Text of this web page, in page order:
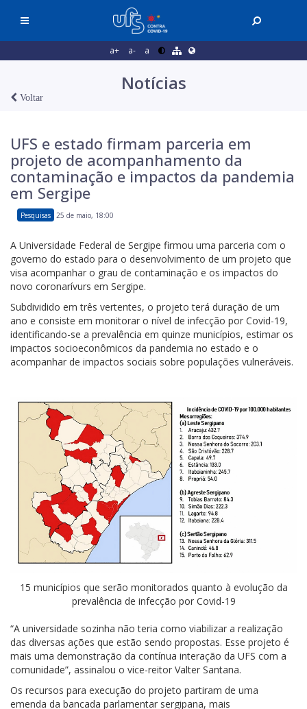
a+ a- a
Notícias
Voltar
UFS e estado firmam parceria em
projeto de acompanhamento da
contaminação e impactos da pandemia
em Sergipe
Pesquisas 25 de maio, 18:00
A Universidade Federal de Sergipe firmou uma parceria com o
governo do estado para o desenvolvimento de um projeto que
visa acompanhar o grau de contaminação e os impactos do
novo coronarívurs em Sergipe.
Subdividido em três vertentes, o projeto terá duração de um
ano e consiste em monitorar o nível de infecção por Covid-19,
identificando-se a prevalência em quinze municípios, estimar os
impactos socioeconômicos da pandemia no estado e o
acompanhar de impactos sociais sobre populações vulneráveis.
15 municípios que serão monitorados quanto à evolução da
prevalência de infecção por Covid-19
“A universidade sozinha não teria como viabilizar a realização
das diversas ações que estão sendo propostas. Esse projeto é
mais uma demonstração da contínua interação da UFS com a
comunidade”, assinalou o vice-reitor Valter Santana.
Os recursos para execução do projeto partiram de uma
emenda da bancada parlamentar sergipana, mais